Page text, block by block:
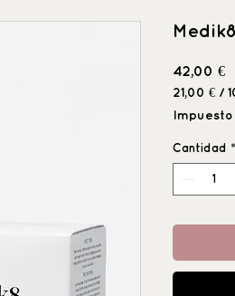
42,00 €
21,00 € /
21,00 €
por
Mililitro
Cantidad *